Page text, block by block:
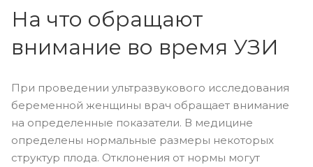
На что обращают
внимание во время УЗИ
При проведении ультразвукового исследования
беременной женщины врач обращает внимание
на определенные показатели. В медицине
определены нормальные размеры некоторых
структур плода. Отклонения от нормы могут